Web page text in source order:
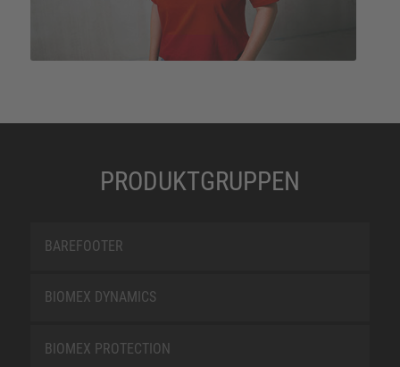
PRODUKTGRUPPEN
BAREFOOTER
BIOMEX DYNAMICS
BIOMEX PROTECTION